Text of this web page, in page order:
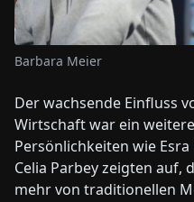
Barbara Meier
Der wachsende Einfluss
Wirtschaft war ein
Persönlichkeiten wie
Celia Parbey zeigten auf,
mehr von traditionellen